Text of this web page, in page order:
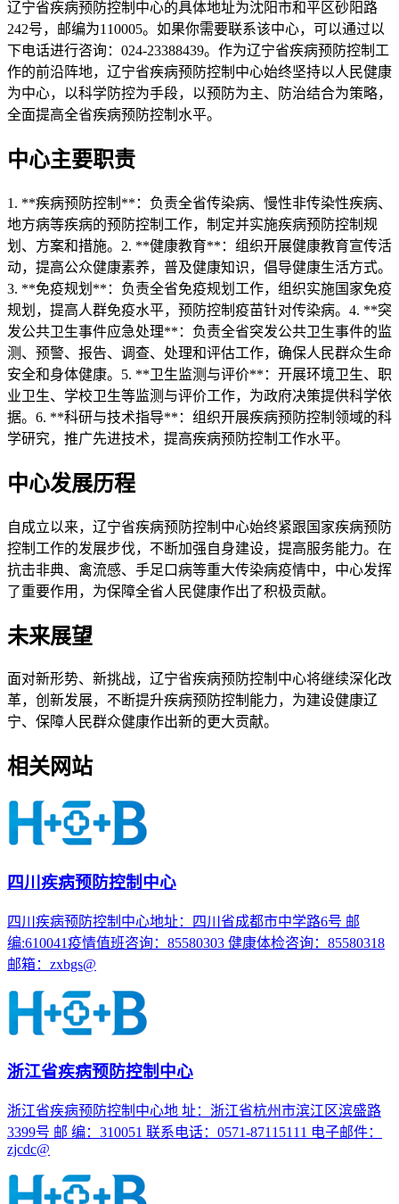
辽宁省疾病预防控制中心的具体地址为沈阳市和平区砂阳路
242号，邮编为110005。如果你需要联系该中心，可以通过以
下电话进行咨询：024-23388439。作为辽宁省疾病预防控制工
作的前沿阵地，辽宁省疾病预防控制中心始终坚持以人民健康
为中心，以科学防控为手段，以预防为主、防治结合为策略，
全面提高全省疾病预防控制水平。
中心主要职责
1. **疾病预防控制**：负责全省传染病、慢性非传染性疾病、
地方病等疾病的预防控制工作，制定并实施疾病预防控制规
划、方案和措施。2. **健康教育**：组织开展健康教育宣传活
动，提高公众健康素养，普及健康知识，倡导健康生活方式。
3. **免疫规划**：负责全省免疫规划工作，组织实施国家免疫
规划，提高人群免疫水平，预防控制疫苗针对传染病。4. **突
发公共卫生事件应急处理**：负责全省突发公共卫生事件的监
测、预警、报告、调查、处理和评估工作，确保人民群众生命
安全和身体健康。5. **卫生监测与评价**：开展环境卫生、职
业卫生、学校卫生等监测与评价工作，为政府决策提供科学依
据。6. **科研与技术指导**：组织开展疾病预防控制领域的科
学研究，推广先进技术，提高疾病预防控制工作水平。
中心发展历程
自成立以来，辽宁省疾病预防控制中心始终紧跟国家疾病预防
控制工作的发展步伐，不断加强自身建设，提高服务能力。在
抗击非典、禽流感、手足口病等重大传染病疫情中，中心发挥
了重要作用，为保障全省人民健康作出了积极贡献。
未来展望
面对新形势、新挑战，辽宁省疾病预防控制中心将继续深化改
革，创新发展，不断提升疾病预防控制能力，为建设健康辽
宁、保障人民群众健康作出新的更大贡献。
相关网站
四川疾病预防控制中心
四川疾病预防控制中心地址：四川省成都市中学路6号 邮
编:610041疫情值班咨询：85580303 健康体检咨询：85580318
邮箱：zxbgs@
浙江省疾病预防控制中心
浙江省疾病预防控制中心地 址：浙江省杭州市滨江区滨盛路
3399号 邮 编：310051 联系电话：0571-87115111 电子邮件：
zjcdc@